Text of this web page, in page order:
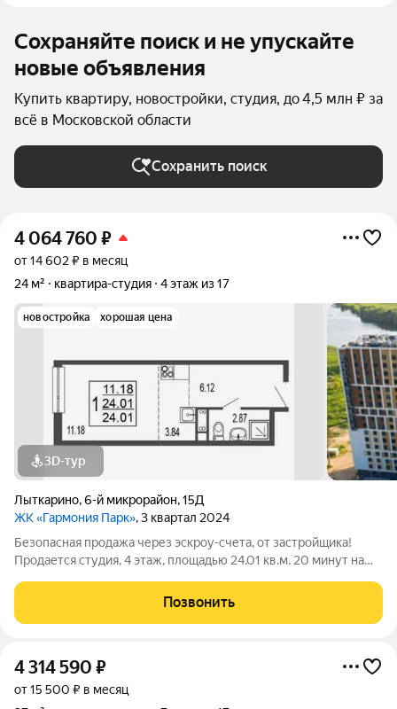
Сохраняйте поиск и не упускайте
новые объявления
Купить квартиру, новостройки, студия, до 4,5 млн ₽ за
всё в Московской области
Сохранить поиск
4 064 760 ₽
от 14 602 ₽ в месяц
24 м²
квартира-студия 4 этаж из 17
новостройка хорошая цена
3D-тур
Лыткарино,6-й микрорайон,15Д
ЖК «Гармония Парк», 3 квартал 2024
Безопасная продажа через эскроу-счета, от застройщика!
Продается студия, 4 этаж, площадью 24.01 кв.м. 20 минут на
Дом комфорт-класса с продуманными планировочными
решениями и широким выбором
Позвонить
4 314 590 ₽
от 15 500 ₽ в месяц